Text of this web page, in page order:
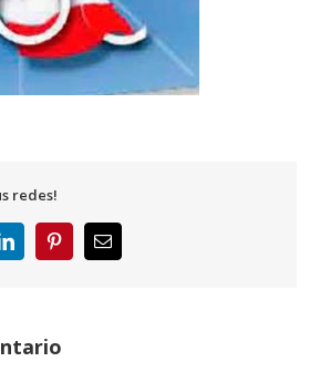
redes!
LinkedInPinterestCorreo
electrónico